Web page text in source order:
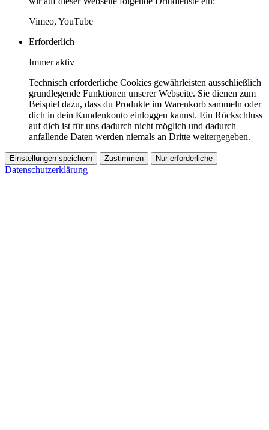
Vimeo, YouTube
Erforderlich
Immer aktiv
Technisch erforderliche Cookies gewährleisten ausschließlich
grundlegende Funktionen unserer Webseite. Sie dienen zum
Beispiel dazu, dass du Produkte im Warenkorb sammeln oder
dich in dein Kundenkonto einloggen kannst. Ein Rückschluss
auf dich ist für uns dadurch nicht möglich und dadurch
anfallende Daten werden niemals an Dritte weitergegeben.
Einstellungen speichern Zustimmen Nur erforderliche
Datenschutzerklärung